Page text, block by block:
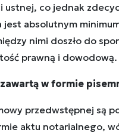
co jednak
absolutnym
nimi doszło do
prawną i
w formie
przedwstępnej są
aktu notarialnego,